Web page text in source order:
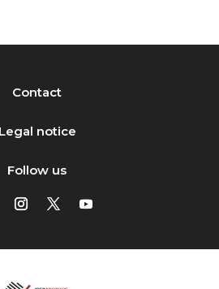
Contact
Legal notice
Follow us